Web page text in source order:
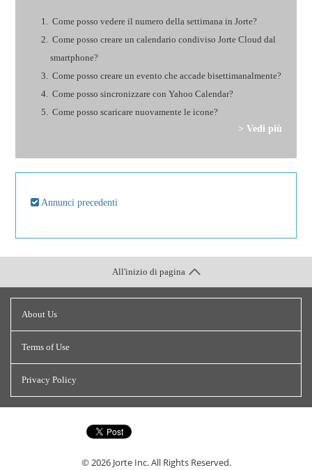
Come posso vedere il numero della settimana in Jorte?
Come posso creare un calendario condiviso Jorte Cloud dal
smartphone?
Come posso creare un evento che accade bisettimanalmente?
Come posso sincronizzare con Yahoo Calendar?
Come posso scaricare nuovamente le icone?
> Vedi più
Annunci precedenti
About Us
Terms of Use
Privacy Policy
© 2026 Jorte Inc.All Rights Reserved.
All'inizio di pagina